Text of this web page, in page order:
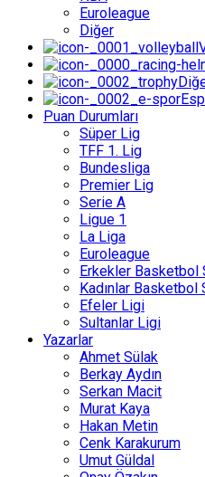
Euroleague
Diğer
Puan Durumları
Süper Lig
TFF 1. Lig
Bundesliga
Premier Lig
Serie A
Ligue 1
La Liga
Euroleague
Erkekler Basketbol
Kadınlar Basketbol
Efeler Ligi
Sultanlar Ligi
Yazarlar
Ahmet Sülak
Berkay Aydın
Serkan Macit
Murat Kaya
Hakan Metin
Cenk Karakurum
Umut Güldal